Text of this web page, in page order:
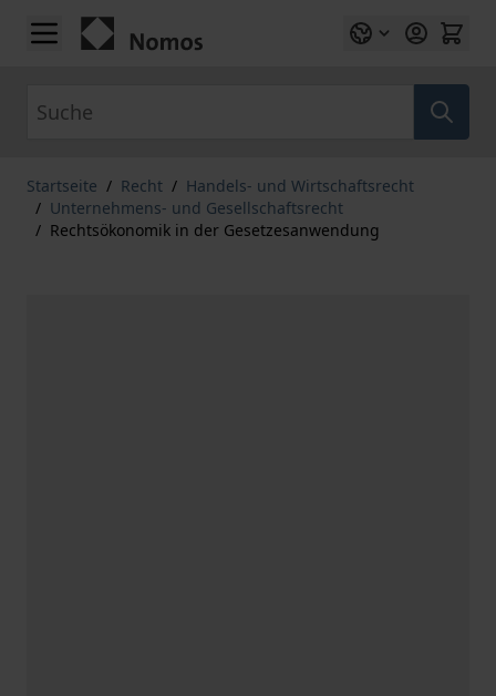
Zum Inhalt springen
Startseite / Recht / Handels- und Wirtschaftsrecht
/ Unternehmens- und Gesellschaftsrecht
/ Rechtsökonomik in der Gesetzesanwendung